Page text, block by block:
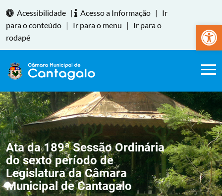
Abrir
Acessibilidade | Acesso a Informação |
Ir
para o conteúdo | Ir para o menu |
Ir para o
rodapé
Ata da 189ª Sessão Ordinária
do sexto período de
Legislatura da Câmara
Municipal de Cantagalo